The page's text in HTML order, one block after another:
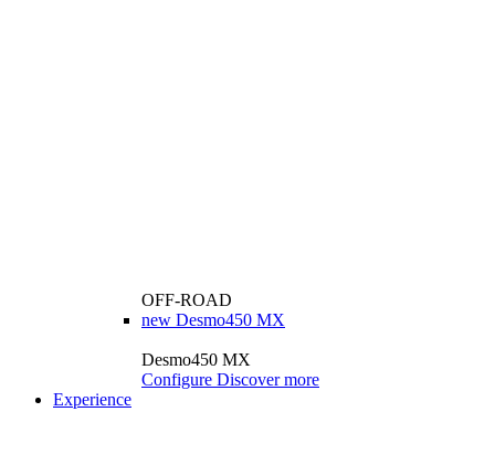
OFF-ROAD
new Desmo450 MX
Desmo450 MX
Configure Discover more
Experience